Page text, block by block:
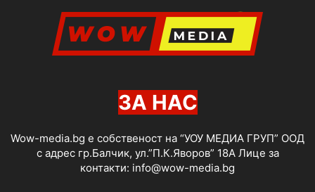
ЗА НАС
Wow-media.bg е собственост на “УОУ МЕДИА ГРУП” ООД
с адрес гр.Балчик, ул.”П.К.Яворов” 18А Лице за
контакти: info@wow-media.bg